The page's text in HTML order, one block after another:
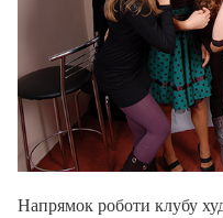
Напрямок роботи клубу